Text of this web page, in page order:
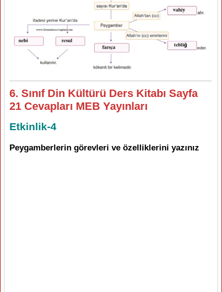
6. Sınıf Din Kültürü Ders Kitabı Sayfa
21 Cevapları MEB Yayınları
Etkinlik-4
Peygamberlerin görevleri ve özelliklerini yazınız